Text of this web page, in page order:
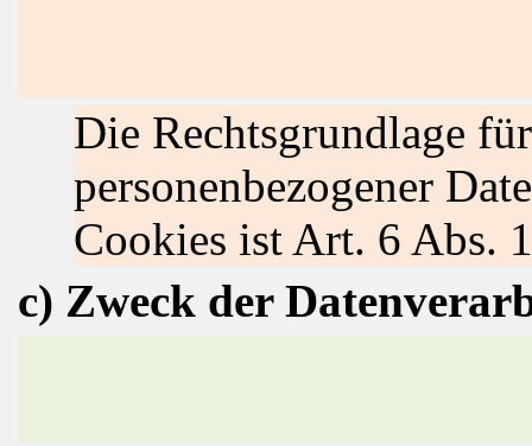
Die Rechtsgrundlage
personenbezogener
Cookies ist Art. 6 Abs.
c) Zweck der